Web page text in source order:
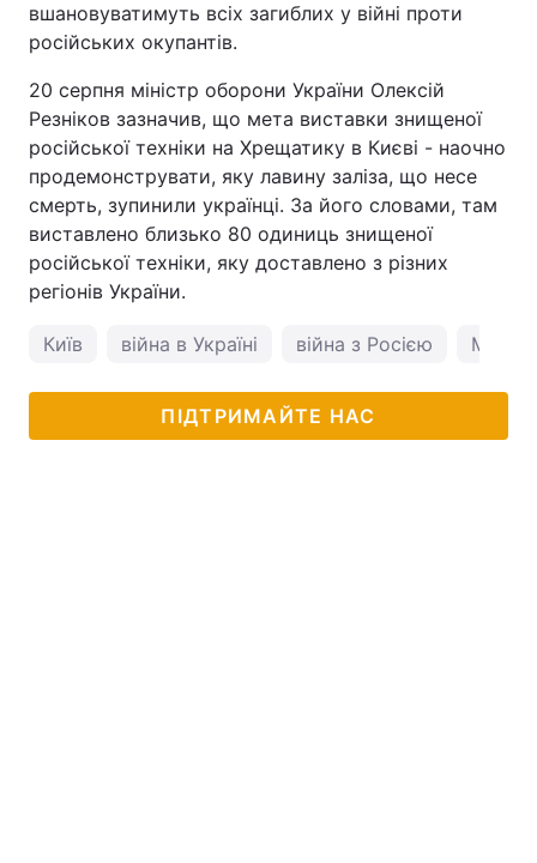
вшановуватимуть всіх загиблих у війні проти
російських окупантів.
20 серпня міністр оборони України Олексій
Резніков зазначив, що мета виставки знищеної
російської техніки на Хрещатику в Києві - наочно
продемонструвати, яку лавину заліза, що несе
смерть, зупинили українці. За його словами, там
виставлено близько 80 одиниць знищеної
російської техніки, яку доставлено з різних
регіонів України.
Київ війна в Україні війна з Росією
ПІДТРИМАЙТЕ НАС